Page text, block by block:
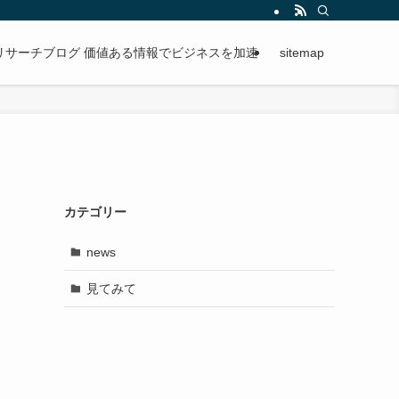
ーチブログ 価値ある情報でビジネスを加速 sitemap
カテゴリー
news
見てみて